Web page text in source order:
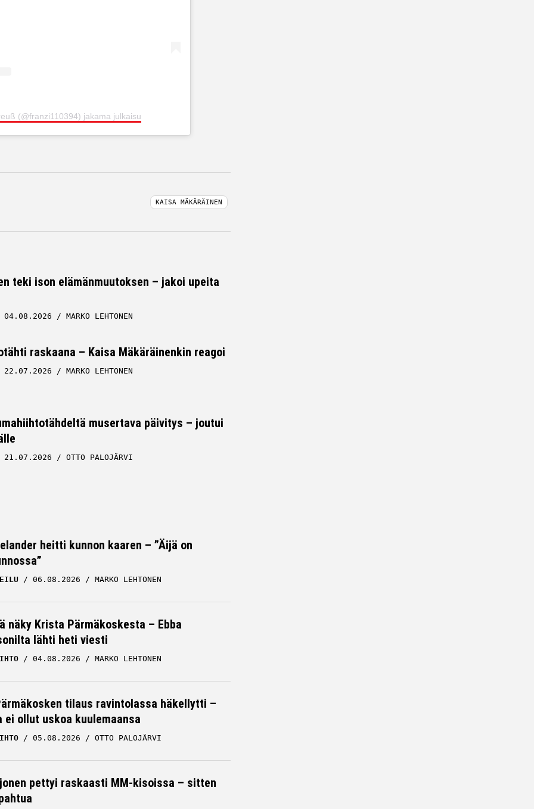
(@franzi110394) jakama julkaisu
KAISA MÄKÄRÄINEN
teki ison elämänmuutoksen – jakoi upeita
04.08.2026 MARKO LEHTONEN
raskaana – Kaisa Mäkäräinenkin reagoi
22.07.2026 MARKO LEHTONEN
musertava päivitys – joutui
21.07.2026 OTTO PALOJÄRVI
heitti kunnon kaaren – ”Äijä on
06.08.2026 MARKO LEHTONEN
näky Krista Pärmäkoskesta – Ebba
lähti heti viesti
04.08.2026 MARKO LEHTONEN
tilaus ravintolassa häkellytti –
ei ollut uskoa kuulemaansa
05.08.2026 OTTO PALOJÄRVI
pettyi raskaasti MM-kisoissa – sitten